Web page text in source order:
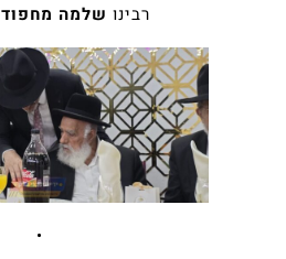
רבינו שלמה מחפוד
•